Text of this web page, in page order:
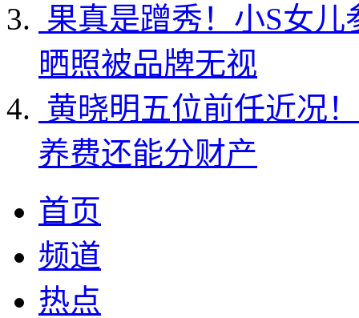
果真是蹭秀！小S女
晒照被品牌无视
黄晓明五位前任近况
养费还能分财产
首页
频道
热点